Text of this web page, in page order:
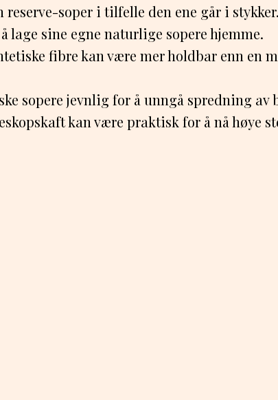
reserve-soper i tilfelle den ene går i
lage sine egne naturlige sopere hjemme.
fibre kan være mer holdbar enn en
sopere jevnlig for å unngå spredning av
kan være praktisk for å nå høye